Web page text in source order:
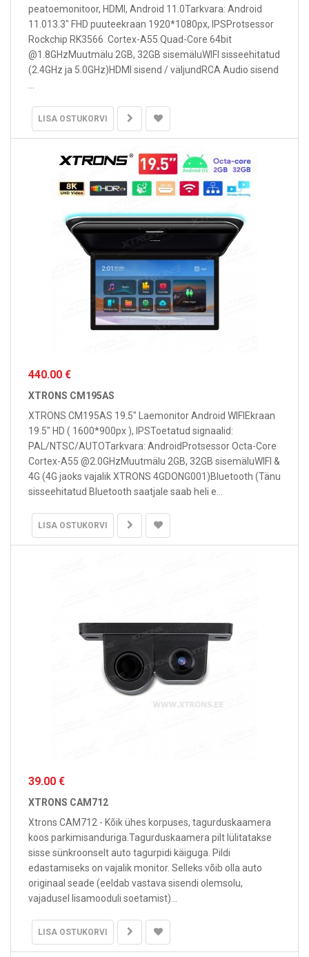
peatoemonitoor, HDMI, Android 11.0Tarkvara: Android
11.013.3" FHD puuteekraan 1920*1080px, IPSProtsessor
Rockchip RK3566 Cortex-A55 Quad-Core 64bit
@1.8GHzMuutmälu 2GB, 32GB sisemäluWIFI sisseehitatud
(2.4GHz ja 5.0GHz)HDMI sisend / väljundRCA Audio sisend
LISA OSTUKORVI
440.00 €
XTRONS CM195AS
XTRONS CM195AS 19.5" Laemonitor Android WIFIEkraan
19.5" HD ( 1600*900px ), IPSToetatud signaalid:
PAL/NTSC/AUTOTarkvara: AndroidProtsessor Octa-Core
Cortex-A55 @2.0GHzMuutmälu 2GB, 32GB sisemäluWIFI &
4G (4G jaoks vajalik XTRONS 4GDONG001)Bluetooth (Tänu
sisseehitatud Bluetooth saatjale saab heli e...
LISA OSTUKORVI
39.00 €
XTRONS CAM712
Xtrons CAM712 - Kõik ühes korpuses, tagurduskaamera
koos parkimisanduriga.Tagurduskaamera pilt lülitatakse
sisse sünkroonselt auto tagurpidi käiguga. Pildi
edastamiseks on vajalik monitor. Selleks võib olla auto
originaal seade (eeldab vastava sisendi olemsolu,
vajadusel lisamooduli soetamist)...
LISA OSTUKORVI